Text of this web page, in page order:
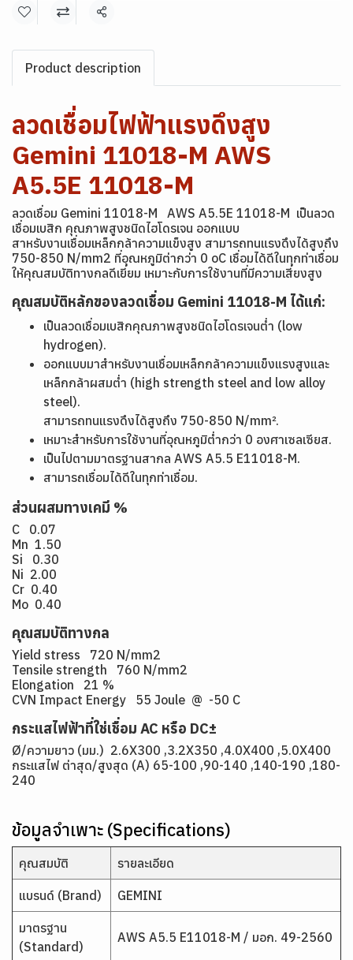
แชร์
Product description
ลวดเชื่อมไฟฟ้าแรงดึงสูง
Gemini 11018-M AWS
A5.5E 11018-M
ลวดเชื่อม Gemini 11018-M AWS A5.5E 11018-M เป็นลวด
เชื่อมเบสิก คุณภาพสูงชนิดไฮโดรเจน ออกแบบ
สาหรับงานเชื่อมเหล็กกล้าความแข็งสูง สามารถทนแรงดึงได้สูงถึง
750-850 N/mm2 ที่อุณหภูมิต่ากว่า 0 oC เชื่อมได้ดีในทุกท่าเชื่อม
ให้คุณสมบัติทางกลดีเยี่ยม เหมาะกับการใช้งานที่มีความเสี่ยงสูง
คุณสมบัติหลักของลวดเชื่อม Gemini 11018-M ได้แก่:
เป็นลวดเชื่อมเบสิกคุณภาพสูงชนิดไฮโดรเจนต่ำ (low
hydrogen).
ออกแบบมาสำหรับงานเชื่อมเหล็กกล้าความแข็งแรงสูงและ
เหล็กกล้าผสมต่ำ (high strength steel and low alloy
steel).
สามารถทนแรงดึงได้สูงถึง 750-850 N/mm².
เหมาะสำหรับการใช้งานที่อุณหภูมิต่ำกว่า 0 องศาเซลเซียส.
เป็นไปตามมาตรฐานสากล AWS A5.5 E11018-M.
สามารถเชื่อมได้ดีในทุกท่าเชื่อม.
ส่วนผสมทางเคมี %
C 0.07
Mn 1.50
Si 0.30
Ni 2.00
Cr 0.40
Mo 0.40
คุณสมบัติทางกล
Yield stress 720 N/mm2
Tensile strength 760 N/mm2
Elongation 21 %
CVN Impact Energy 55 Joule @ -50 C
กระแสไฟฟ้าที่ใช่เชื่อม AC หรือ DC±
Ø/ความยาว (มม.) 2.6X300 ,3.2X350 ,4.0X400 ,5.0X400
กระแสไฟ ต่าสุด/สูงสุด (A) 65-100 ,90-140 ,140-190 ,180-
240
ข้อมูลจำเพาะ (Specifications)
คุณสมบัติ รายละเอียด
แบรนด์ (Brand) GEMINI
มาตรฐาน
(Standard)
AWS A5.5 E11018-M / มอก. 49-2560